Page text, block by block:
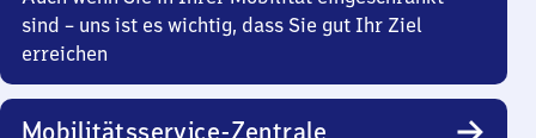
sind – uns ist es wichtig, dass Sie gut Ihr Ziel
erreichen
Mobilitätsservice-Zentrale